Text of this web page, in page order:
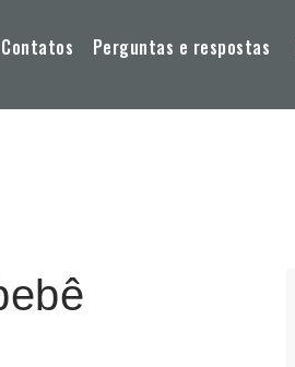
Contatos Perguntas e respostas